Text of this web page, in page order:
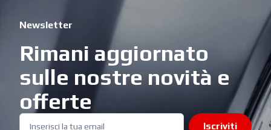
Newsletter
Rimani aggiornato
sulle nostre novità e
offerte
Iscriviti